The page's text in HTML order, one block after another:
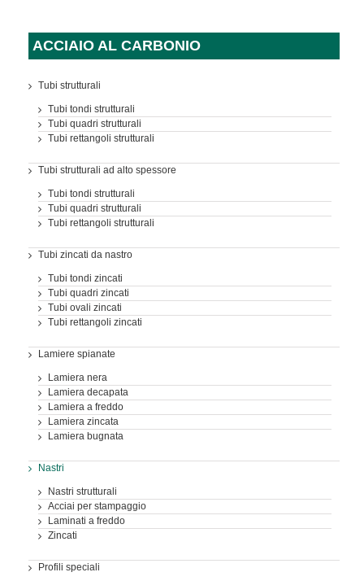
ACCIAIO AL CARBONIO
Tubi strutturali
Tubi tondi strutturali
Tubi quadri strutturali
Tubi rettangoli strutturali
Tubi strutturali ad alto spessore
Tubi tondi strutturali
Tubi quadri strutturali
Tubi rettangoli strutturali
Tubi zincati da nastro
Tubi tondi zincati
Tubi quadri zincati
Tubi ovali zincati
Tubi rettangoli zincati
Lamiere spianate
Lamiera nera
Lamiera decapata
Lamiera a freddo
Lamiera zincata
Lamiera bugnata
Nastri
Nastri strutturali
Acciai per stampaggio
Laminati a freddo
Zincati
Profili speciali